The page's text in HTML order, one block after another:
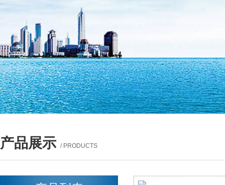
产品展示 / PRODUCTS